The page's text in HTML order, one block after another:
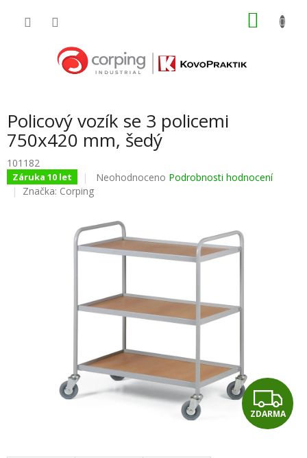
Policový vozík se 3 policemi
750x420 mm, šedý
101182
Záruka 10 let
Průměrné
0,0
z
5
Neohodnoceno Podrobnosti hodnocení
Značka: Corping
Z
D
ZDARMA